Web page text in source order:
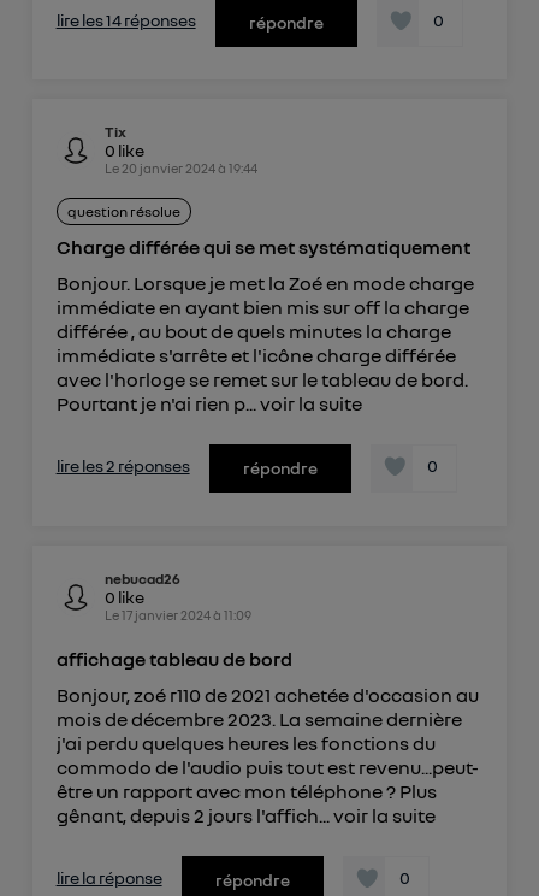
lire les 14 réponses répondre 0
Tix
0 like
Le 20 janvier 2024à 19:44
question résolue
Charge différée qui se met systématiquement
Bonjour. Lorsque je met la Zoé en mode charge
immédiate en ayant bien mis sur off la charge
différée , au bout de quels minutes la charge
immédiate s'arrête et l'icône charge différée
avec l'horloge se remet sur le tableau de bord.
Pourtant je n'ai rien p...voir la suite
lire les 2 réponses répondre 0
nebucad26
0 like
Le17 janvier 2024à 11:09
affichage tableau de bord
Bonjour, zoé r110 de 2021 achetée d'occasion au
mois de décembre 2023. La semaine dernière
j'ai perdu quelques heures les fonctions du
commodo de l'audio puis tout est revenu...peut-
être un rapport avec mon téléphone ? Plus
gênant, depuis 2 jours l'affich... voir la suite
lire la réponse répondre 0